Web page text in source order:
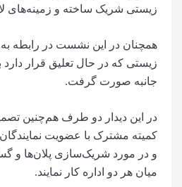
زیستی شریک ساخته و زمینه‌های
همچنان در این نشست در رابطه
زیستی که در حال تعلیق قرار دارد
جانبه صورت گرفت.
در این دیدار دو طرف هم‌چنین
کمیته مشترک با عضویت نمایندگان
و در مورد شریک‌سازی پلان‌ها و
میان هر دو اداره کار نمایند.